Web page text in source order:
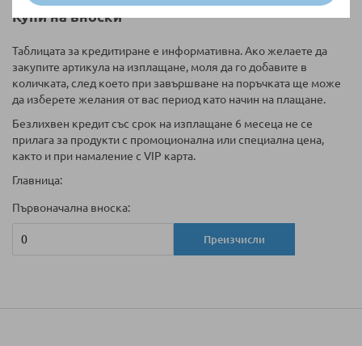
Купи на вноски
Таблицата за кредитиране е информативна. Ако желаете да
закупите артикула на изплащане, моля да го добавите в
количката, след което при завършване на поръчката ще може
да изберете желания от вас период като начин на плащане.
Безлихвен кредит със срок на изплащане 6 месеца не се
прилага за продукти с промоционална или специална цена,
както и при намаление с VIP карта.
Главница:
Първоначална вноска:
Преизчисли